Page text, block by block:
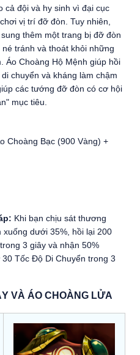
cả đội và hy sinh vì đại cục
vị trí đỡ đòn. Tuy nhiên,
thêm một trang bị đỡ đòn
tránh và thoát khỏi những
Áo Choàng Hộ Mệnh giúp hồi
chuyển và kháng làm chậm
các tướng đỡ đòn có cơ hội
mục tiêu.
Choàng Bạc (900 Vàng) +
Khi bạn chịu sát thương
dưới 35%, hồi lại 200
3 giây và nhận 50%
Tốc Độ Di Chuyển trong 3
VÀ ÁO CHOÀNG LỬA